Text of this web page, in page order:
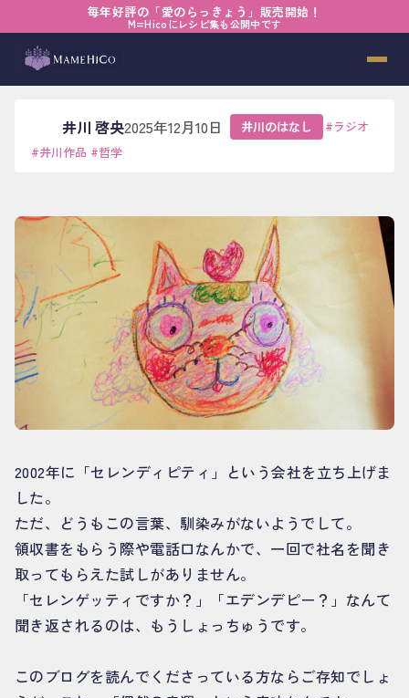
毎年好評の「愛のらっきょう」販売開始！
M=Hicoにレシピ集も公開中です
› 井川のはなし › 思いがつくる必然
思いがつくる必然
井川 啓央2025年12月10日 井川のはなし #ラジオ
#井川作品 #哲学
2002年に「セレンディピティ」という会社を立ち上げま
した。
ただ、どうもこの言葉、馴染みがないようでして。
領収書をもらう際や電話口なんかで、一回で社名を聞き
取ってもらえた試しがありません。
「セレンゲッティですか？」「エデンデピー？」なんて
聞き返されるのは、もうしょっちゅうです。
このブログを読んでくださっている方ならご存知でしょ